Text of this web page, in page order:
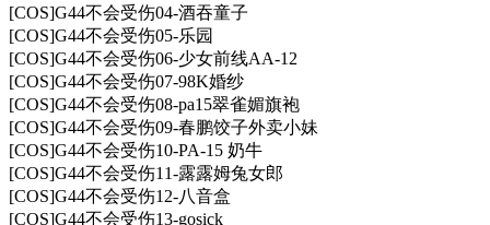
[COS]G44不会受伤04-酒吞童子
[COS]G44不会受伤05-乐园
[COS]G44不会受伤06-少女前线AA-12
[COS]G44不会受伤07-98K婚纱
[COS]G44不会受伤08-pa15翠雀媚旗袍
[COS]G44不会受伤09-春鹏饺子外卖小妹
[COS]G44不会受伤10-PA-15 奶牛
[COS]G44不会受伤11-露露姆兔女郎
[COS]G44不会受伤12-八音盒
[COS]G44不会受伤13-gosick